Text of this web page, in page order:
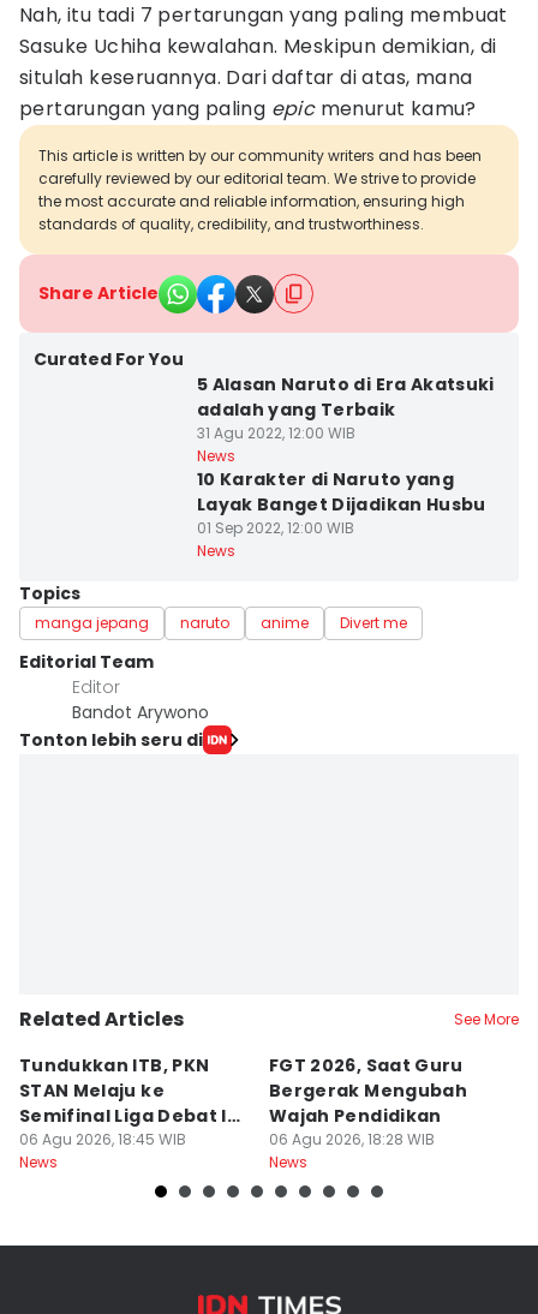
Nah, itu tadi 7 pertarungan yang paling membuat
Sasuke Uchiha kewalahan. Meskipun demikian, di
situlah keseruannya. Dari daftar di atas, mana
pertarungan yang paling epicmenurut kamu?
This article is written by our community writers and has been
carefully reviewed by our editorial team. We strive to provide
the most accurate and reliable information, ensuring high
standards of quality, credibility, and trustworthiness.
Share Article
Curated For You
5 Alasan Naruto di Era Akatsuki
adalah yang Terbaik
31 Agu 2022, 12:00 WIB
News
10 Karakter di Naruto yang
Layak Banget Dijadikan Husbu
01 Sep 2022, 12:00 WIB
News
Topics
manga jepang naruto anime Divert me
Editorial Team
Editor
Bandot Arywono
Tonton lebih seru di
Related Articles See More
Tundukkan ITB, PKN
STAN Melaju ke
Semifinal Liga Debat IDN
Times 2026
06 Agu 2026, 18:45 WIB
News
FGT 2026, Saat Guru
Bergerak Mengubah
Wajah Pendidikan
06 Agu 2026, 18:28 WIB
News